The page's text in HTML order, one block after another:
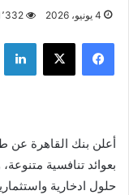
4 يونيو، 2026
فيسبوك X
أعلن بنك القاهرة عن
بعوائد تنافسية
حلول ادخارية